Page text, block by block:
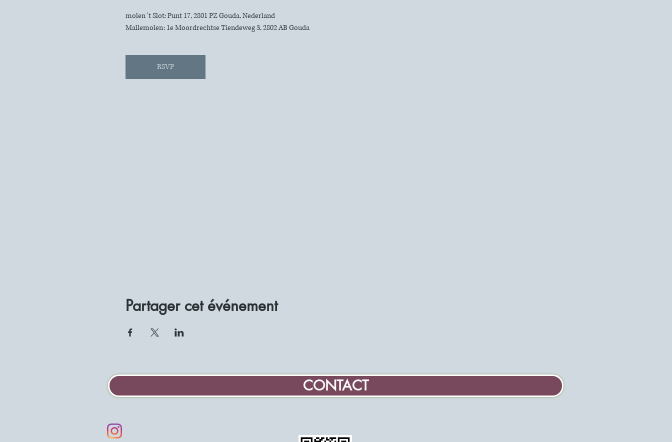
molen 't Slot: Punt 17, 2801 PZ Gouda, Nederland
Mallemolen: 1e Moordrechtse Tiendeweg 3, 2802 AB Gouda
RSVP
Partager cet événement
CONTACT